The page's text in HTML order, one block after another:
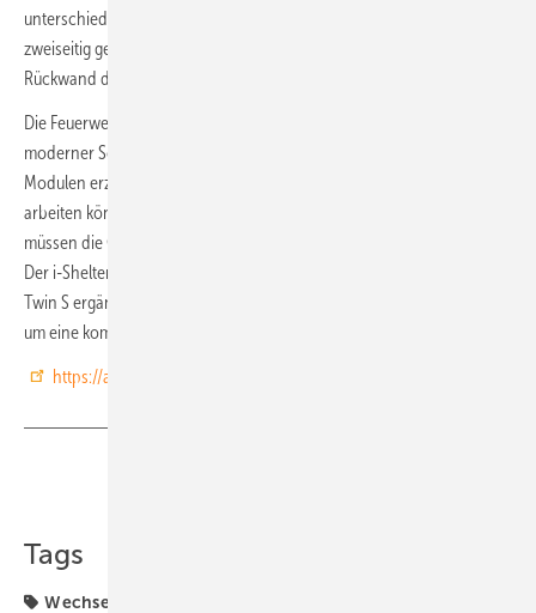
unterschiedlichen Herstellerlösungen. Das System kann einseitig oder
zweiseitig genutzt werden, wobei das Schutzdach gleichzeitig als
Rückwand dient.
Die Feuerwehrschaltung ist ein zentrales Sicherheitsmerkmal
moderner Solaranlagen. Im Brandfall unterbricht sie die von den
Modulen erzeugte Gleichspannung, sodass Einsatzkräfte gefahrlos
arbeiten können. Um eine zuverlässige Funktion zu gewährleisten,
müssen die GAK in unmittelbarer Nähe der Module installiert werden.
Der i-Shelter Twin S soll dies laut Ademotec ermöglichen. Der i-Shelter
Twin S ergänzt damit das bestehende Produktportfolio von Ademotec
um eine kompaktere Alternative. (nhp)
https://ademotec.com
Tags
Wechselrichter